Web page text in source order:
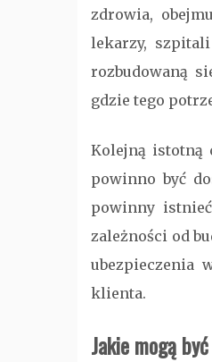
zdrowia,
lekarzy,
rozbudowaną
gdzie tego
Kolejną istotną
powinno być
powinny
zależności od
ubezpieczenia
klienta.
Jakie mogą